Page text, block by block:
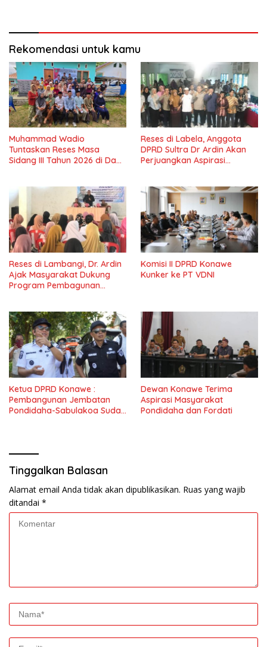
Rekomendasi untuk kamu
Muhammad Wadio
Tuntaskan Reses Masa
Sidang III Tahun 2026 di Dapil
Reses di Labela, Anggota
DPRD Sultra Dr Ardin Akan
Perjuangkan Aspirasi
Reses di Lambangi, Dr. Ardin
Ajak Masyarakat Dukung
Program Pembagunan
Komisi II DPRD Konawe
Kunker ke PT VDNI
Ketua DPRD Konawe :
Pembangunan Jembatan
Pondidaha-Sabulakoa Sudah
Dewan Konawe Terima
Aspirasi Masyarakat
Pondidaha dan Fordati
Tinggalkan Balasan
Alamat email Anda tidak akan dipublikasikan. Ruas yang wajib
ditandai *